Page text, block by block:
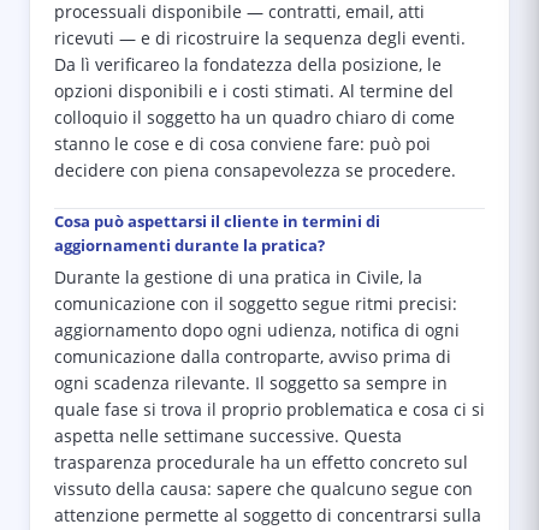
processuali disponibile — contratti, email, atti
ricevuti — e di ricostruire la sequenza degli eventi.
Da lì verificareo la fondatezza della posizione, le
opzioni disponibili e i costi stimati. Al termine del
colloquio il soggetto ha un quadro chiaro di come
stanno le cose e di cosa conviene fare: può poi
decidere con piena consapevolezza se procedere.
Cosa può aspettarsi il cliente in termini di
aggiornamenti durante la pratica?
Durante la gestione di una pratica in Civile, la
comunicazione con il soggetto segue ritmi precisi:
aggiornamento dopo ogni udienza, notifica di ogni
comunicazione dalla controparte, avviso prima di
ogni scadenza rilevante. Il soggetto sa sempre in
quale fase si trova il proprio problematica e cosa ci si
aspetta nelle settimane successive. Questa
trasparenza procedurale ha un effetto concreto sul
vissuto della causa: sapere che qualcuno segue con
attenzione permette al soggetto di concentrarsi sulla